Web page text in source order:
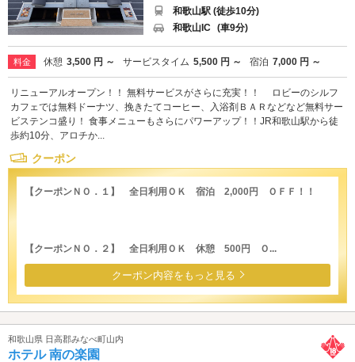
和歌山駅 (徒歩10分)
和歌山IC (車9分)
料金 休憩 3,500 円 ～ サービスタイム 5,500 円 ～ 宿泊 7,000 円 ～
リニューアルオープン！！ 無料サービスがさらに充実！！ ロビーのシルフ
カフェでは無料ドーナツ、挽きたてコーヒー、入浴剤ＢＡＲなどなど無料サー
ビステンコ盛り！ 食事メニューもさらにパワーアップ！！JR和歌山駅から徒
歩約10分、アロチか...
クーポン
【クーポンＮＯ．１】 全日利用ＯＫ 宿泊 2,000円 ＯＦＦ！！
【クーポンＮＯ．２】 全日利用ＯＫ 休憩 500円 Ｏ...
クーポン内容をもっと見る
和歌山県 日高郡みなべ町山内
ホテル 南の楽園